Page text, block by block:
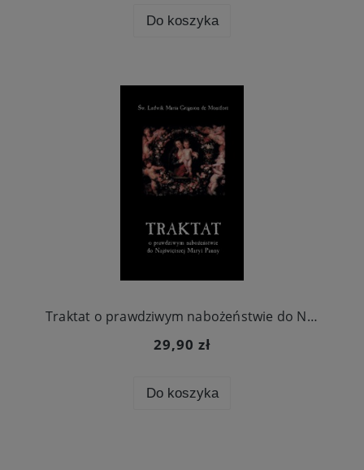
Do koszyka
Traktat o prawdziwym nabożeństwie do Najświętszej Maryi Panny
29,90 zł
Do koszyka